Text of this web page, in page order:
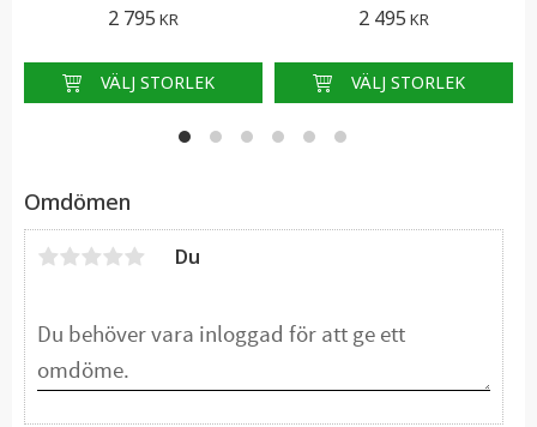
Omdömen
Du
membran.
2 495 KR
slitstarkt stretchtyg.
2 795 KR